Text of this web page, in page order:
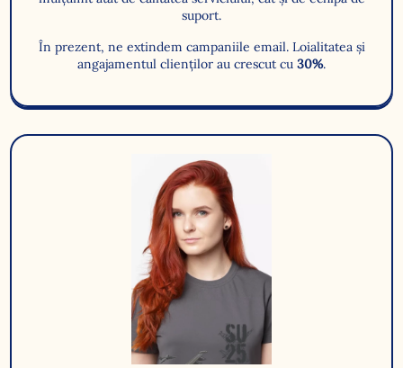
suport.
În prezent, ne extindem campaniile email. Loialitatea și
angajamentul clienților au crescut cu 30%.